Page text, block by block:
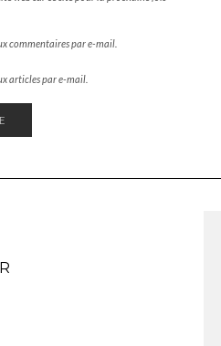
commentaires par e-mail.
articles par e-mail.